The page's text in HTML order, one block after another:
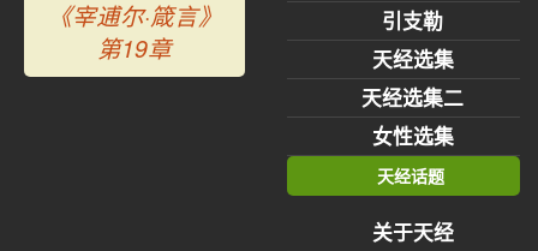
《宰逋尔·箴言》
第19章
引支勒
天经选集
天经选集二
女性选集
天经话题
关于天经